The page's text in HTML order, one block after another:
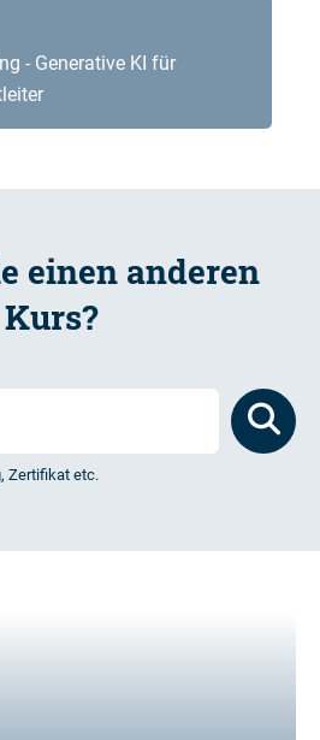
- Generative KI für
einen anderen
Kurs?
Zertifikat etc.